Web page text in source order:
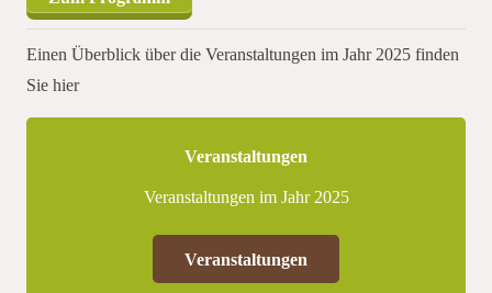
Einen Überblick über die Veranstaltungen im Jahr 2025 finden
Sie hier
Veranstaltungen
Veranstaltungen im Jahr 2025
Veranstaltungen